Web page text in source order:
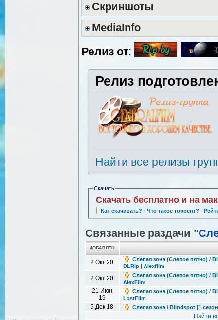
Скриншоты
MediaInfo
Релиз от:
Релиз
Найти все релизы
Скачать
Скачать бесплатно и на
Как скачивать? · Что такое торрент? ·
Связанные раздачи "
ДОБАВЛЕН
2 Окт 20
Слепая зона (Слепое пятно) /
DLRip | Alexfilm
2 Окт 20
Слепая зона (Слепое пятно) /
AlexFilm
21 Июн
19
Слепая зона (Слепое пятно) /
LostFilm
5 Дек 18 Слепая зона / Blindspot [1
Найти